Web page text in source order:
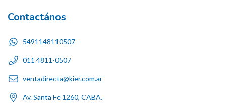
Contactános
5491148110507
011 4811-0507
ventadirecta@kier.com.ar
Av. Santa Fe 1260, CABA.